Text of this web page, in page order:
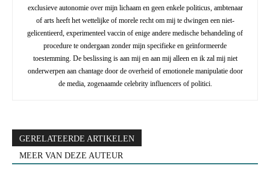
exclusieve autonomie over mijn lichaam en geen enkele politicus, ambtenaar
of arts heeft het wettelijke of morele recht om mij te dwingen een niet-
gelicentieerd, experimenteel vaccin of enige andere medische behandeling of
procedure te ondergaan zonder mijn specifieke en geïnformeerde
toestemming. De beslissing is aan mij en aan mij alleen en ik zal mij niet
onderwerpen aan chantage door de overheid of emotionele manipulatie door
de media, zogenaamde celebrity influencers of politici.
GERELATEERDE ARTIKELEN
MEER VAN DEZE AUTEUR